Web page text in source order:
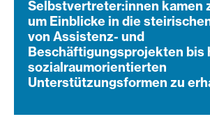
Selbstvertreter:innen kamen
um Einblicke in die
von Assistenz- und
Beschäftigungsprojekten bis
sozialraumorientierten
Unterstützungsformen zu